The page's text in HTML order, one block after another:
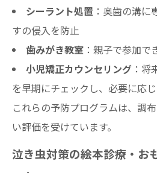
シーラント処置：奥歯の溝に
すの侵入を防止
歯みがき教室：親子で参加で
小児矯正カウンセリング：将
を早期にチェックし、必要に応
これらの予防プログラムは、調
い評価を受けています。
泣き虫対策の絵本診療・お